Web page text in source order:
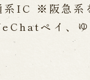
IC ※阪急系
ペイ、ゆ